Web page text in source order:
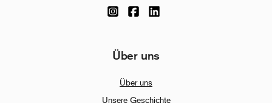
Über uns
Über uns
Unsere Geschichte